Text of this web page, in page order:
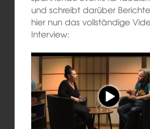
und schreibt darüber
hier nun das vollständige
Interview: